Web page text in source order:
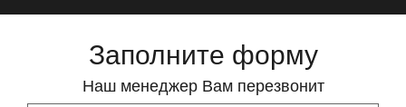
Заполните форму
Наш менеджер Вам перезвонит